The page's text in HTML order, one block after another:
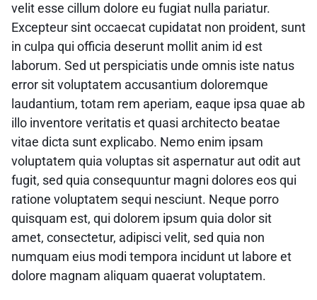
velit esse cillum dolore eu fugiat nulla pariatur.
Excepteur sint occaecat cupidatat non proident, sunt
in culpa qui officia deserunt mollit anim id est
laborum. Sed ut perspiciatis unde omnis iste natus
error sit voluptatem accusantium doloremque
laudantium, totam rem aperiam, eaque ipsa quae ab
illo inventore veritatis et quasi architecto beatae
vitae dicta sunt explicabo. Nemo enim ipsam
voluptatem quia voluptas sit aspernatur aut odit aut
fugit, sed quia consequuntur magni dolores eos qui
ratione voluptatem sequi nesciunt. Neque porro
quisquam est, qui dolorem ipsum quia dolor sit
amet, consectetur, adipisci velit, sed quia non
numquam eius modi tempora incidunt ut labore et
dolore magnam aliquam quaerat voluptatem.